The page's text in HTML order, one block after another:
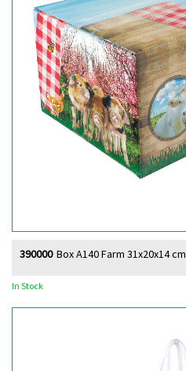
Box A140 Farm 31x20x14 cm
390000
In Stock